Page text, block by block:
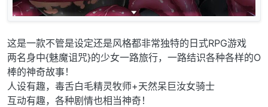
这是一款不管是设定还是风格都非常独特的日式RPG游戏
两名身中{魅魔诅咒}的少女一路旅行，一路结识各种各样的O
棒的神奇故事！
人设有趣，毒舌白毛精灵牧师+天然呆巨汝女骑士
互动有趣，各种剧情也相当神奇！